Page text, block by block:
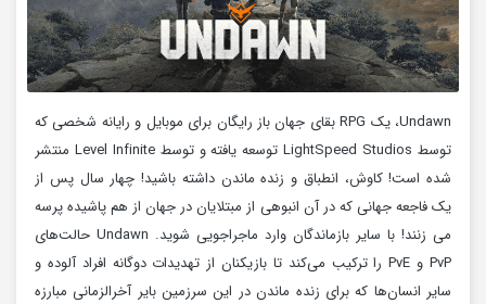
Undawn، یک RPG بقای جهان باز رایگان برای موبایل و رایانه شخصی که
توسط LightSpeed ​​Studios توسعه یافته و توسط Level Infinite منتشر
شده است! کاوش، انطباق و زنده ماندن داشته باشید! چهار سال پس از
یک فاجعه جهانی که در آن انبوهی از مبتلایان در جهان از هم پاشیده پرسه
می زنند! با سایر بازماندگان وارد ماجراجویی شوید. Undawn حالت‌های
PvP و PvE را ترکیب می‌کند تا بازیکنان از تهدیدات دوگانه افراد آلوده و
سایر انسان‌ها که برای زنده ماندن در این سرزمین بایر آخرالزمانی مبارزه